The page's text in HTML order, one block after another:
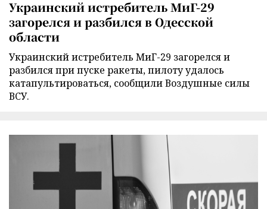
Украинский истребитель МиГ-29
загорелся и разбился в Одесской
области
Украинский истребитель МиГ-29 загорелся и
разбился при пуске ракеты, пилоту удалось
катапультироваться, сообщили Воздушные силы
ВСУ.